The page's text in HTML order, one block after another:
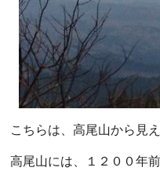
こちらは、高尾山から見
高尾山には、１２００年